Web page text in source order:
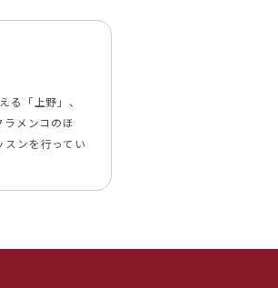
る「上野」、
ラメンコのほ
スンを行ってい